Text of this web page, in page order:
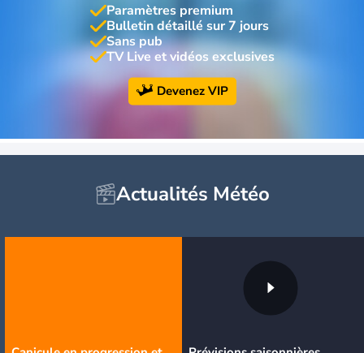
Paramètres premium
Bulletin détaillé sur 7 jours
Sans pub
TV Live et vidéos exclusives
Devenez VIP
Actualités Météo